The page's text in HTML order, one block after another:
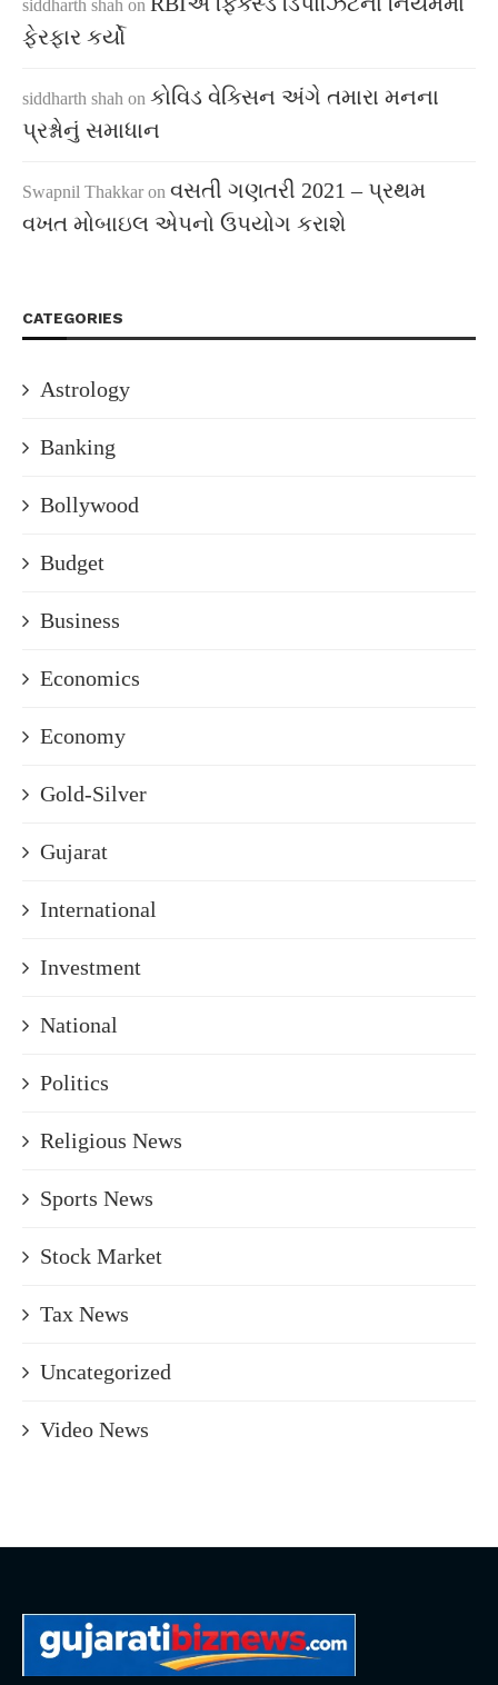
siddharth shah on
ફેરફાર કર્યો
siddharth shah on કોવિડ વેક્સિન અંગે તમારા મનના
પ્રશ્નોનું સમાધાન
Swapnil Thakkar on વસતી ગણતરી 2021 – પ્રથમ
વખત મોબાઇલ એપનો ઉપયોગ કરાશે
CATEGORIES
Astrology
Banking
Bollywood
Budget
Business
Economics
Economy
Gold-Silver
Gujarat
International
Investment
National
Politics
Religious News
Sports News
Stock Market
Tax News
Uncategorized
Video News